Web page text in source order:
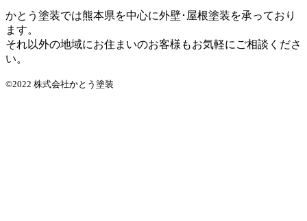
かとう塗装では熊本県を中心に外壁･屋根塗装を承っており
ます。
それ以外の地域にお住まいのお客様もお気軽にご相談くださ
い。
©2022 株式会社かとう塗装